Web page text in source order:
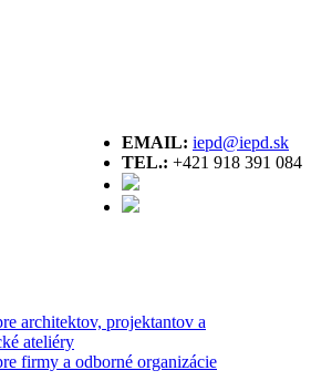
EMAIL: iepd@iepd.sk
TEL.: +421 918 391 084
architektov, projektantov a
ateliéry
firmy a odborné organizácie